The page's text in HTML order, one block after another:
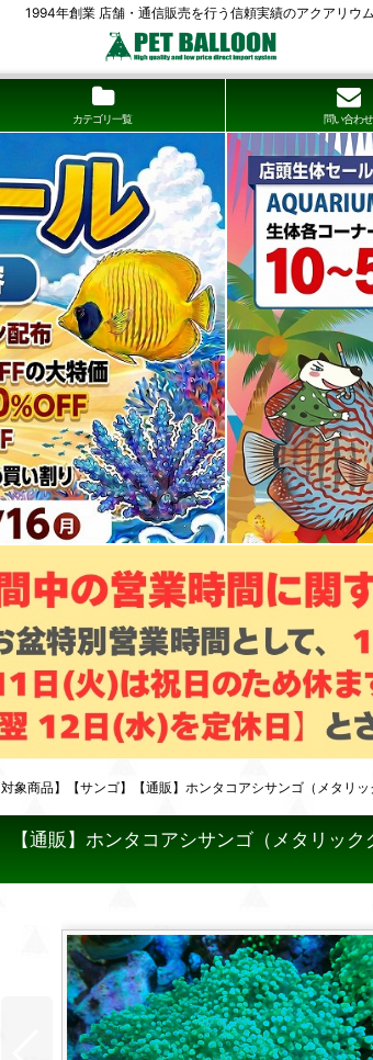
1994年創業 店舗・通信販売を行う信頼実績のアクアリウ
カテゴリ一覧 問い合わせ
象商品】【サンゴ】【通販】ホンタコアシサンゴ（メタリ
【通販】ホンタコアシサンゴ（メタリ